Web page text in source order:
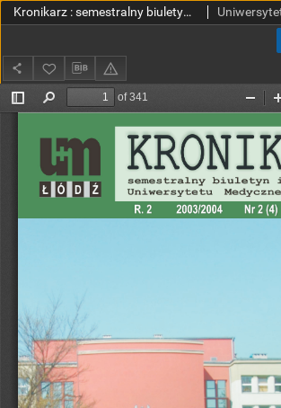
Kronikarz : semestralny biuletyn informacyjny Uniwersytetu Medycznego w Łodzi 2003/2004 R. 2 nr 2(4) (cały numer)